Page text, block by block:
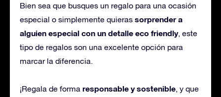
Bien sea que busques un regalo para una ocasión
especial o simplemente quieras sorprender a
alguien especial con un detalle eco friendly, este
tipo de regalos son una excelente opción para
marcar la diferencia.
¡Regala de forma responsable y sostenible, y que